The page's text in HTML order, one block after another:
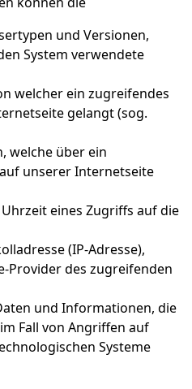
und Versionen,
System verwendete
welcher ein zugreifendes
gelangt (sog.
welche über ein
unserer Internetseite
eines Zugriffs auf die
(IP-Adresse),
Provider des zugreifenden
und Informationen, die
Fall von Angriffen auf
Systeme